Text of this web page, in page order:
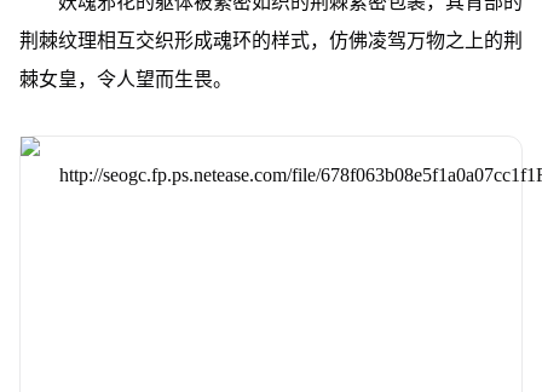
荆棘纹理相互交织形成魂环的样式，仿佛凌驾万物之上的荆
棘女皇，令人望而生畏。